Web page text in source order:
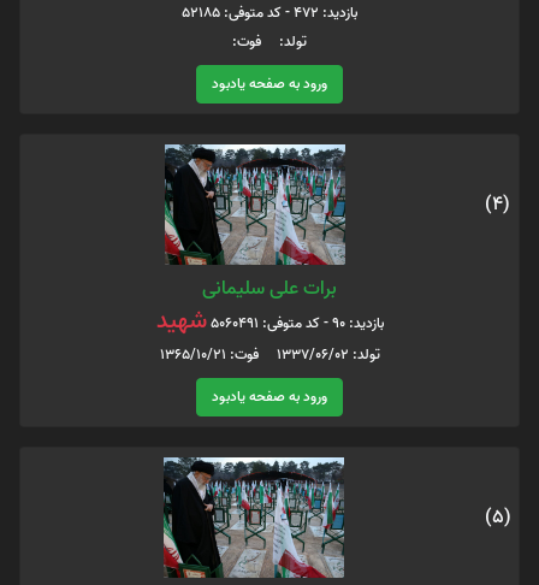
بازدید: 472 - کد متوفی: 52185
تولد: فوت:
ورود به صفحه یادبود
(4)
برات علی سلیمانی
بازدید: 90 - کد متوفی: 5060491 شهید
تولد: 1337/06/02 فوت: 1365/10/21
ورود به صفحه یادبود
(5)